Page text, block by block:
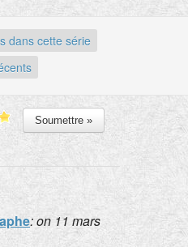
dans cette série
: on 11 mars